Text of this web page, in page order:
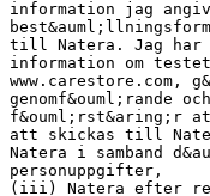
information jag
till Natera. Jag
information om
www.carestore.com,
genomf&ouml;rande
f&ouml;rst&aring;r
att skickas till
Natera i samband
personuppgifter,
(iii) Natera efter